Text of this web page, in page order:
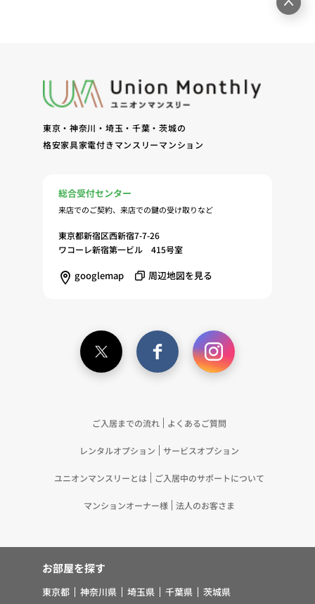
東京・神奈川・埼玉・千葉・茨城の
格安家具家電付きマンスリーマンション
総合受付センター
来店でのご契約、来店での鍵の受け取りなど
東京都新宿区西新宿7-7-26
ワコーレ新宿第一ビル 415号室
googlemap 周辺地図を見る
ご入居までの流れ よくあるご質問
レンタルオプション サービスオプション
ユニオンマンスリーとは ご入居中のサポートについて
マンションオーナー様 法人のお客さま
お部屋を探す
東京都 神奈川県 埼玉県 千葉県 茨城県